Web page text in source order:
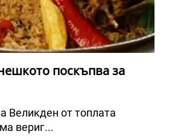
поскъпва за
Великден от топлата
вериг...